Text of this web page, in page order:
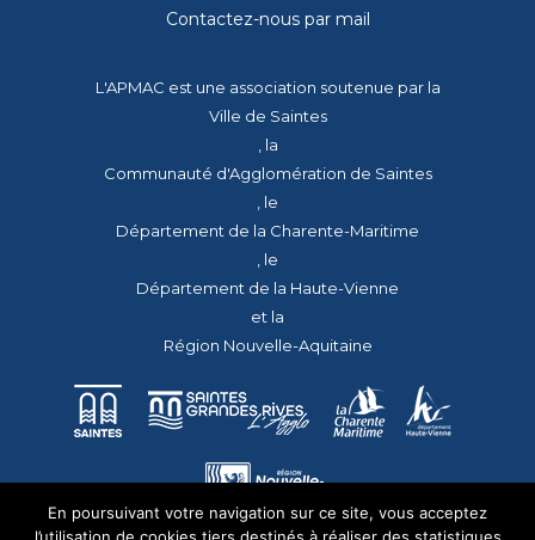
Contactez-nous par mail
L'APMAC est une association soutenue par la
Ville de Saintes
, la
Communauté d'Agglomération de Saintes
, le
Département de la Charente-Maritime
, le
Département de la Haute-Vienne
et la
Région Nouvelle-Aquitaine
En poursuivant votre navigation sur ce site, vous acceptez